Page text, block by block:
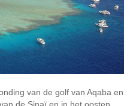
van de golf van Aqaba en